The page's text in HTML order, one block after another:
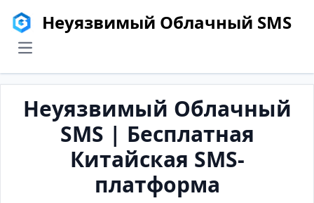
Неуязвимый Облачный SMS
menu
Неуязвимый Облачный
SMS | Бесплатная
Китайская SMS-
платформа